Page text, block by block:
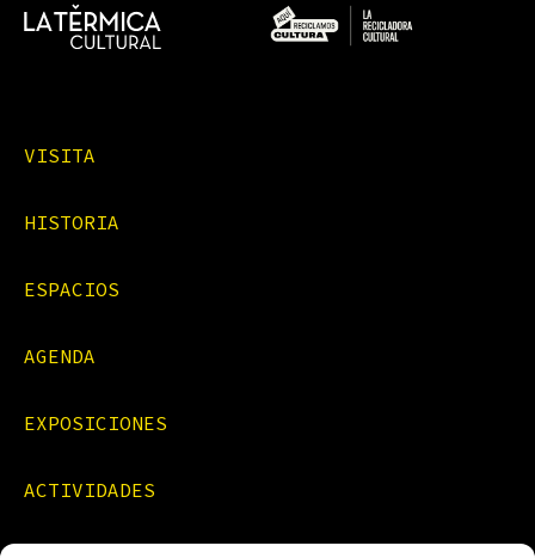
VISITA
HISTORIA
ESPACIOS
AGENDA
EXPOSICIONES
ACTIVIDADES